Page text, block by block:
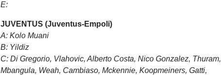
E:
JUVENTUS (Juventus-Empoli)
A: Kolo Muani
B: Yildiz
C: Di Gregorio, Vlahovic, Alberto Costa, Nico Gonzalez, Thuram,
Mbangula, Weah, Cambiaso, Mckennie, Koopmeiners, Gatti,